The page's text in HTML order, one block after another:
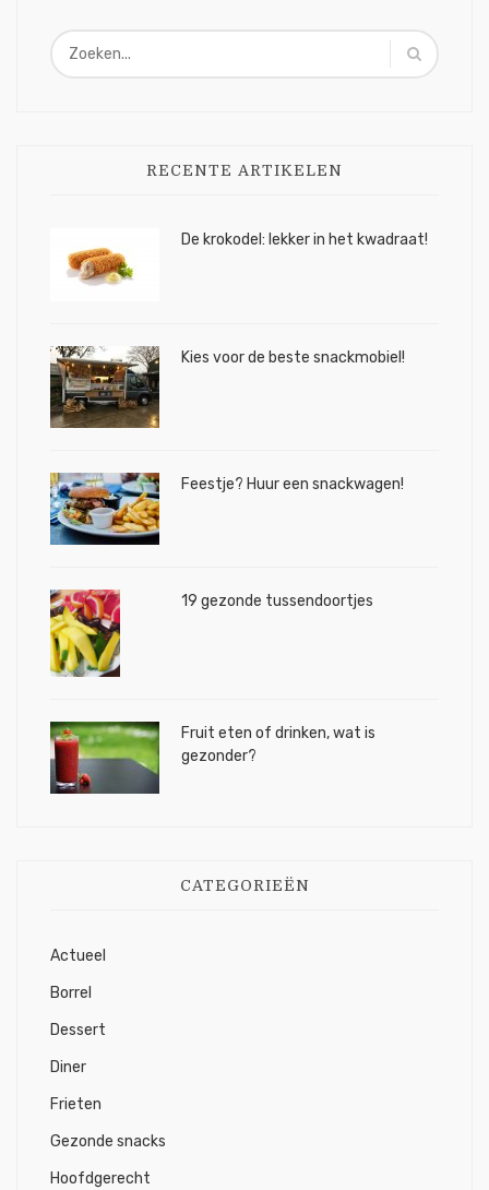
RECENTE ARTIKELEN
De krokodel: lekker in het kwadraat!
Kies voor de beste snackmobiel!
Feestje? Huur een snackwagen!
19 gezonde tussendoortjes
Fruit eten of drinken, wat is
gezonder?
CATEGORIEËN
Actueel
Borrel
Dessert
Diner
Frieten
Gezonde snacks
Hoofdgerecht